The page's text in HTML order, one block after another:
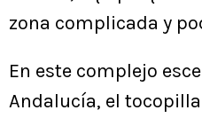
zona complicada y
En este complejo
Andalucía, el